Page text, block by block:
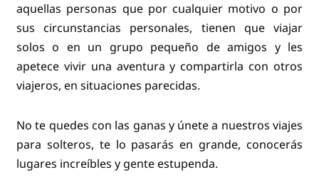
aquellas personas que por cualquier motivo o por
sus circunstancias personales, tienen que viajar
solos o en un grupo pequeño de amigos y les
apetece vivir una aventura y compartirla con otros
viajeros, en situaciones parecidas.
No te quedes con las ganas y únete a nuestros viajes
para solteros, te lo pasarás en grande, conocerás
lugares increíbles y gente estupenda.